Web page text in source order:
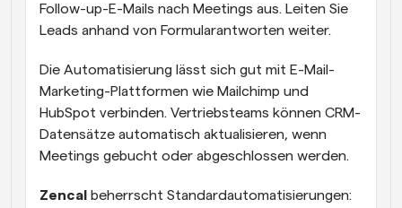
Follow-up-E-Mails nach Meetings aus. Leiten Sie
Leads anhand von Formularantworten weiter.
Die Automatisierung lässt sich gut mit E-Mail-
Marketing-Plattformen wie Mailchimp und
HubSpot verbinden. Vertriebsteams können CRM-
Datensätze automatisch aktualisieren, wenn
Meetings gebucht oder abgeschlossen werden.
Zencal
beherrscht Standardautomatisierungen: